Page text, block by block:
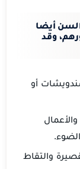
أيضا
وقد
أو
والتقاط